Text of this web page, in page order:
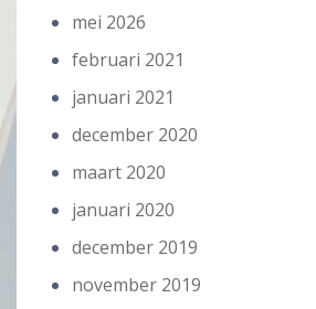
mei 2026
februari 2021
januari 2021
december 2020
maart 2020
januari 2020
december 2019
november 2019